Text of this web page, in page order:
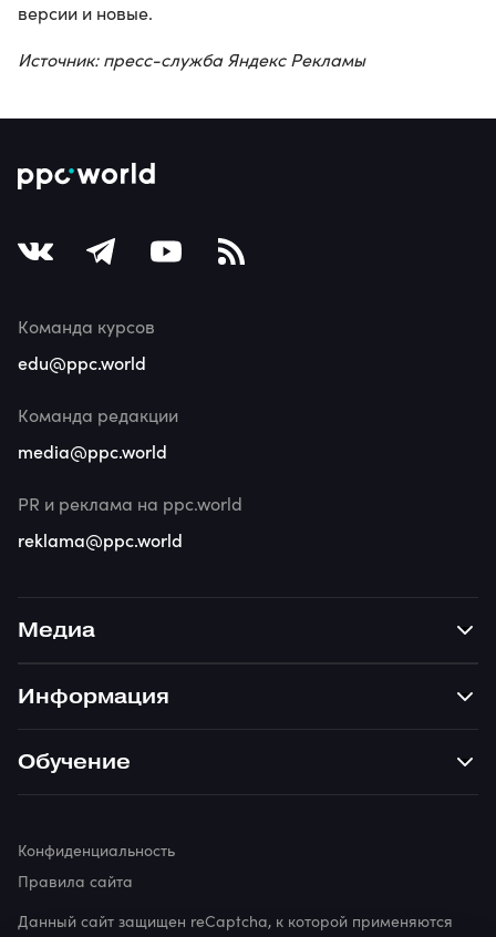
версии и новые.
Источник: пресс-служба Яндекс Рекламы
Медиа
Информация
Обучение
Команда курсов
edu@ppc.world
Команда редакции
media@ppc.world
PR и реклама на ppc.world
reklama@ppc.world
Данный сайт защищен reCaptcha, к которой применяются
Конфиденциальность
Правила сайта